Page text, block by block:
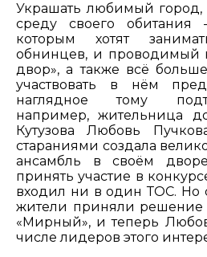
Украшать любимый город,
среду своего обитания
которым хотят
обнинцев, и проводимый
двор», а также всё
участвовать в нём
наглядное тому
например, жительница
Кутузова Любовь
стараниями создала
ансамбль в своём
принять участие в
входил ни в один ТОС. Но
жители приняли решение
«Мирный», и теперь
числе лидеров этого